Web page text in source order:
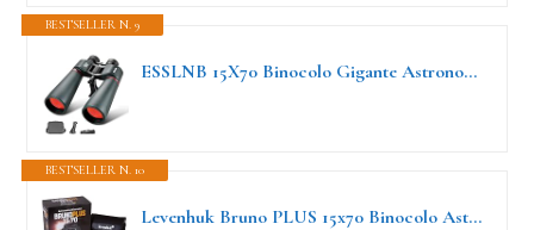
BESTSELLER N. 9
ESSLNB 15X70 Binocolo Gigante Astronomia con Adattatore per Treppiede Adattatore Telefono e Borsa da Trasporto FMC Binocolo Impermeabile per Adulti
BESTSELLER N. 10
Levenhuk Bruno PLUS 15x70 Binocolo Astronomico Impermeabile, per Adulti